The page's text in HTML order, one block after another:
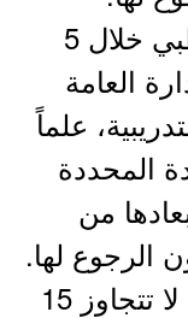
2- تسليم نموذج الكشف الطبي خلال 5
العامة
علماً
المحددة
من
الرجوع لها.
3- تكون المباشرة خلال مدة لا تتجاوز 15